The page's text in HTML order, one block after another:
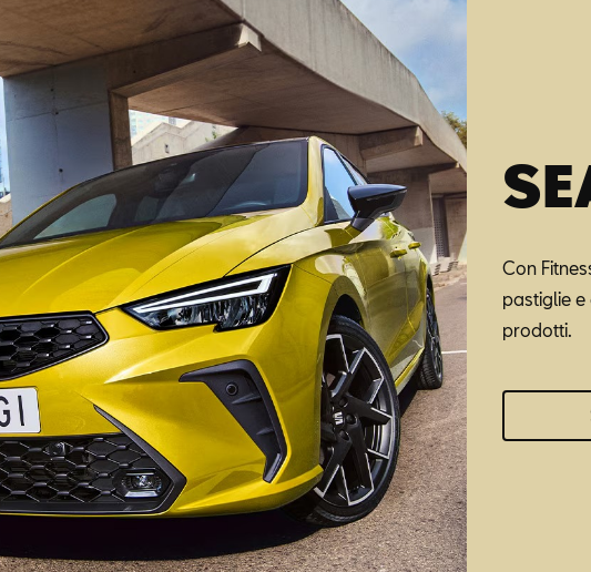
Con
pastiglie
prodotti.